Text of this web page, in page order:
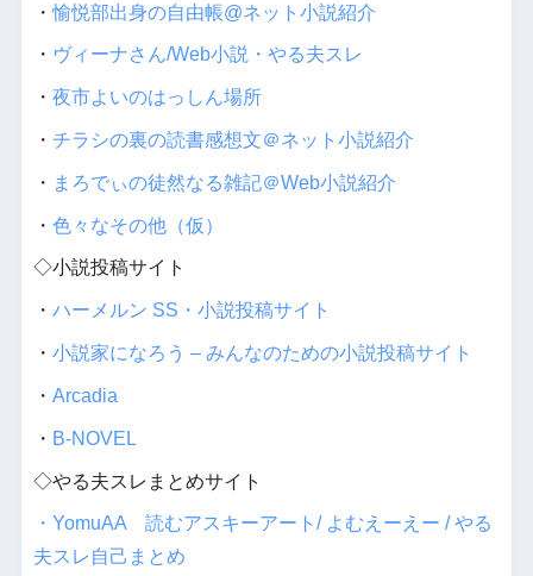
・愉悦部出身の自由帳@ネット小説紹介
・ ヴィーナさん/Web小説・やる夫スレ
・ 夜市よいのはっしん場所
・ チラシの裏の読書感想文＠ネット小説紹介
・ まろでぃの徒然なる雑記＠Web小説紹介
・ 色々なその他（仮）
◇小説投稿サイト
・ ハーメルン SS・小説投稿サイト
・ 小説家になろう – みんなのための小説投稿サイト
・ Arcadia
・ B-NOVEL
◇やる夫スレまとめサイト
・YomuAA 読むアスキーアート/ よむえーえー / やる
夫スレ自己まとめ